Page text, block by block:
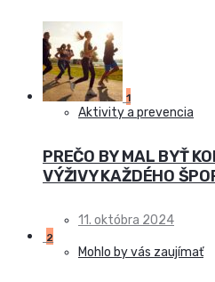
1
Aktivity a prevencia
PREČO BY MAL BYŤ
VÝŽIVY KAŽDÉHO
11. októbra 2024
2
Mohlo by vás zaujímať